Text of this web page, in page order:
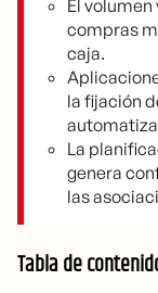
El
compras
caja.
la fijación
La
genera
las
Tabla de